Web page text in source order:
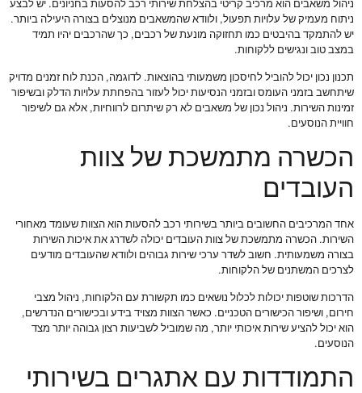
ניהול משאבים הוא מרכיב קריטי בהצלחת שירותי רכב להסעות בחניונים. יש לבצע
ניתוח מעמיק של עלויות תפעול, ולוודא שהמשאבים מנוצלים בצורה היעילה ביותר.
יש להתמקד בהיבטים כמו תחזוקה מונעת של רכבים, כך שהרכבים יהיו תמיד
במצב טוב ונגישים ללקוחות.
תכנון נכון יכול להוביל לחיסכון משמעותי בהוצאות. לדוגמה, הכנת לוח זמנים מדויק
שיתחשב בזמני העומס ובזמני הנסיעות יכול לעזור בהפחתת עלויות הדלק ובשיפור
זמינות השירות. ניהול נכון של משאבים לא רק שיתרום לרווחיות, אלא גם לשיפור
חוויית הנוסעים.
הכשרה מתמשכת של צוות
העובדים
אחד המרכיבים החשובים ביותר בשירותי רכב להסעות הוא הצוות שעומד מאחורי
השירות. הכשרה מתמשכת של צוות העובדים יכולה לשדרג את איכות השירות
בצורה משמעותית. חשוב לשדר ערכי שירות גבוהים ולוודא שהעובדים מודעים
לצרכים המשתנים של הלקוחות.
הדרכות שוטפות יכולות לכלול נושאים כמו תקשורת עם הלקוחות, ניהול מצבי
חירום, ושיפור הכישורים הטכניים. כאשר הצוות מצויד בידע ובכישורים הנדרשים,
הוא יכול להציע שירות איכותי יותר, מה שמוביל לשביעות רצון גבוהה יותר מצד
הנוסעים.
התמודדות עם אתגרים בשירותי